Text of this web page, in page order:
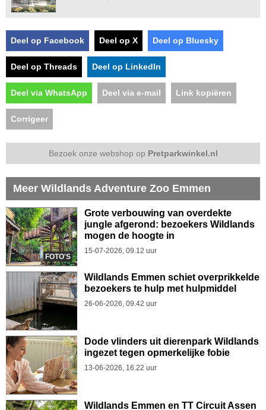
Deel op Facebook Deel op X Deel op Bluesky
Deel op Threads Deel op LinkedIn
Deel via WhatsApp Deel via e-mail Link kopiëren
Corrigeer
Bezoek onze webshop op Pretparkwinkel.nl
Meer Wildlands Adventure Zoo Emmen
FOTO'S
Grote verbouwing van overdekte
jungle afgerond: bezoekers Wildlands
mogen de hoogte in
15-07-2026, 09.12 uur
Wildlands Emmen schiet overprikkelde
bezoekers te hulp met hulpmiddel
26-06-2026, 09.42 uur
Dode vlinders uit dierenpark Wildlands
ingezet tegen opmerkelijke fobie
13-06-2026, 16.22 uur
Wildlands Emmen en TT Circuit Assen